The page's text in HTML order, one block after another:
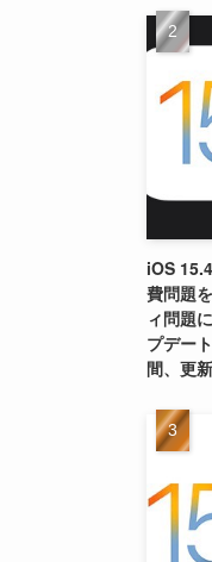
iOS
費問題
ィ問題
プデー
間、更